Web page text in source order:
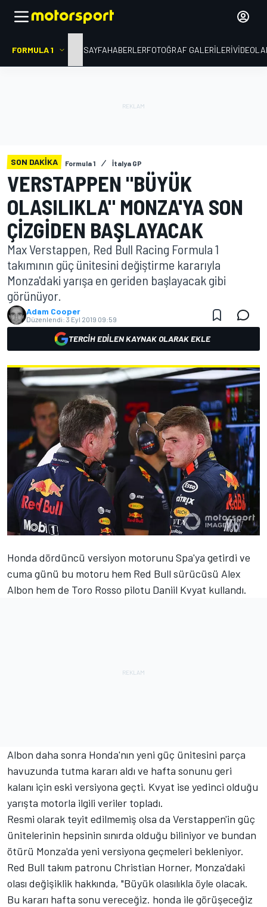
FORMULA 1 ANA SAYFAHABERLERFOTOĞRAF GALERILERI
SON DAKIKA Formula 1 İtalya GP
VERSTAPPEN "BÜYÜK
OLASILIKLA" MONZA'YA SON
ÇIZGIDEN BAŞLAYACAK
Max Verstappen, Red Bull Racing Formula 1
takımının güç ünitesini değiştirme kararıyla
Monza'daki yarışa en geriden başlayacak gibi
görünüyor.
Adam Cooper
Düzenlendi: 3 Eyl 2019 09:59
TERCIH EDILEN KAYNAK OLARAK EKLE
Honda dördüncü versiyon motorunu Spa'ya getirdi ve
cuma günü bu motoru hem Red Bull sürücüsü Alex
Albon hem de Toro Rosso pilotu Daniil Kvyat kullandı.
Albon daha sonra Honda'nın yeni güç ünitesini parça
havuzunda tutma kararı aldı ve hafta sonunu geri
kalanı için eski versiyona geçti. Kvyat ise yedinci olduğu
yarışta motorla ilgili veriler topladı.
Resmi olarak teyit edilmemiş olsa da Verstappen'in güç
ünitelerinin hepsinin sınırda olduğu biliniyor ve bundan
ötürü Monza'da yeni versiyona geçmeleri bekleniyor.
Red Bull takım patronu Christian Horner, Monza'daki
olası değişiklik hakkında, "Büyük olasılıkla öyle olacak.
Bu kararı hafta sonu vereceğiz. honda ile görüşeceğiz